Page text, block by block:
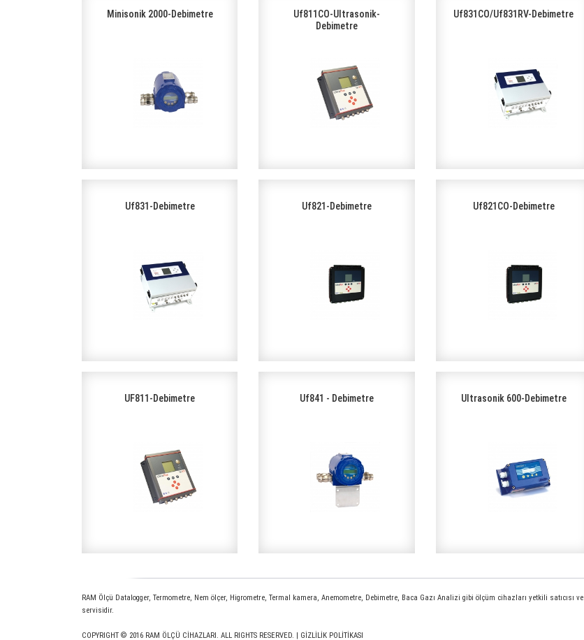
Minisonik 2000-Debimetre
Uf811CO-Ultrasonik-
Debimetre
Uf831CO/Uf831RV-Debimetre
Uf831-Debimetre Uf821-Debimetre Uf821CO-Debimetre
UF811-Debimetre Uf841 - Debimetre Ultrasonik 600-Debimetre
RAM Ölçü Datalogger, Termometre, Nem ölçer, Higrometre, Termal kamera, Anemometre, Debimetre, Baca Gazı Analizi gibi ölçüm cihazları yetkili satıcısı ve
servisidir.
COPYRIGHT © 2016 RAM ÖLÇÜ CİHAZLARI. ALL RIGHTS RESERVED. | GİZLİLİK POLİTİKASI